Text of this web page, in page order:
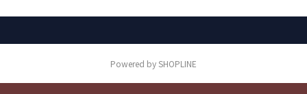
Powered by SHOPLINE